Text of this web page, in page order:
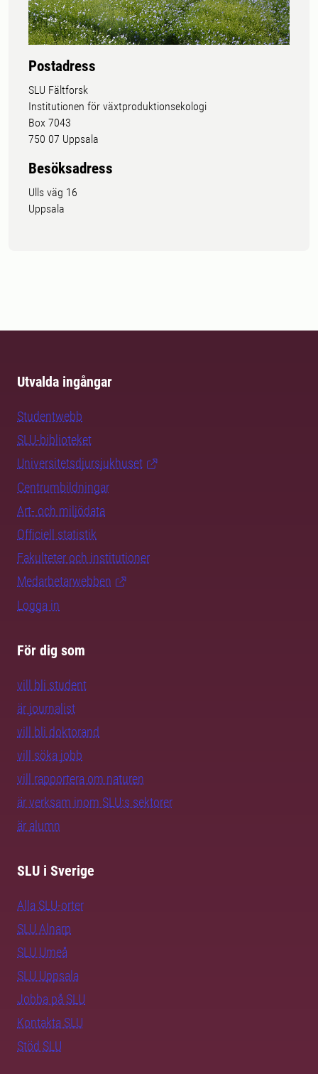
Postadress
SLU Fältforsk
Institutionen för växtproduktionsekologi
Box 7043
750 07 Uppsala
Besöksadress
Ulls väg 16
Uppsala
Utvalda ingångar
Studentwebb
SLU-biblioteket
Universitetsdjursjukhuset
Centrumbildningar
Art- och miljödata
Officiell statistik
Fakulteter och institutioner
Medarbetarwebben
Logga in
För dig som
vill bli student
är journalist
vill bli doktorand
vill söka jobb
vill rapportera om naturen
är verksam inom SLU:s sektorer
är alumn
SLU i Sverige
Alla SLU-orter
SLU Alnarp
SLU Umeå
SLU Uppsala
Jobba på SLU
Kontakta SLU
Stöd SLU